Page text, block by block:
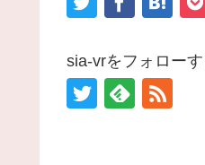
sia-vrをフォローす